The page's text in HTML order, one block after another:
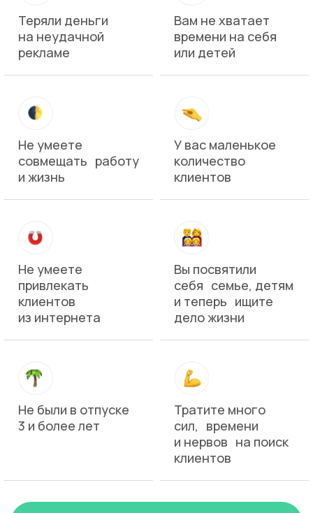
Не умеете
совмещать работу
и жизнь
Теряли деньги
на неудачной
рекламе
У вас маленькое
количество
клиентов
Не были в отпуске
3 и более лет
Не умеете
привлекать
клиентов
из интернета
Вам не хватает
времени на себя
или детей
Тратите много
сил, времени
и нервов на поиск
клиентов
Вы посвятили
себя семье, детям
и теперь ищите
дело жизни